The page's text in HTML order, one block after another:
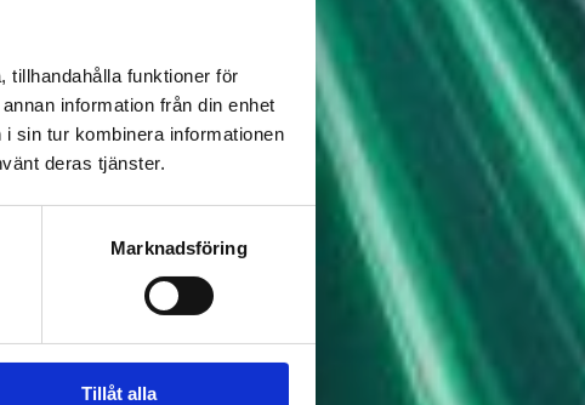
tillhandahålla funktioner för
information från din enhet
sin tur kombinera informationen
deras tjänster.
Marknadsföring
Tillåt alla